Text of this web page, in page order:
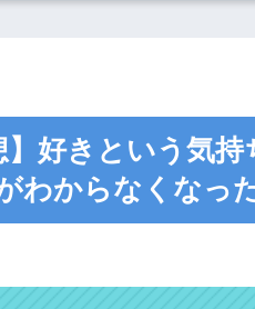
】好きという気持
わからなくなっ